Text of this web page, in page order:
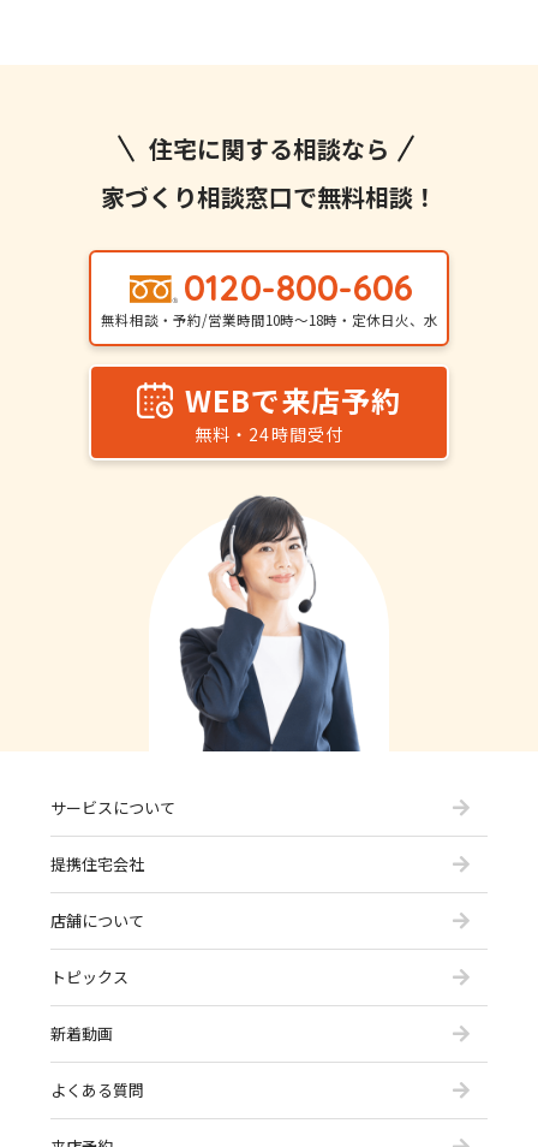
住宅に関する相談なら
家づくり相談窓口で無料相談！
0120-800-606
無料相談・予約/営業時間10時〜18時・定休日火、水
WEBで来店予約
無料・24時間受付
サービスについて
提携住宅会社
店舗について
トピックス
新着動画
よくある質問